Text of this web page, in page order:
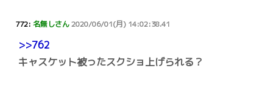
772: 名無しさん2020/06/01(月) 14:02:38.41
>>762
キャスケット被ったスクショ上げられる？